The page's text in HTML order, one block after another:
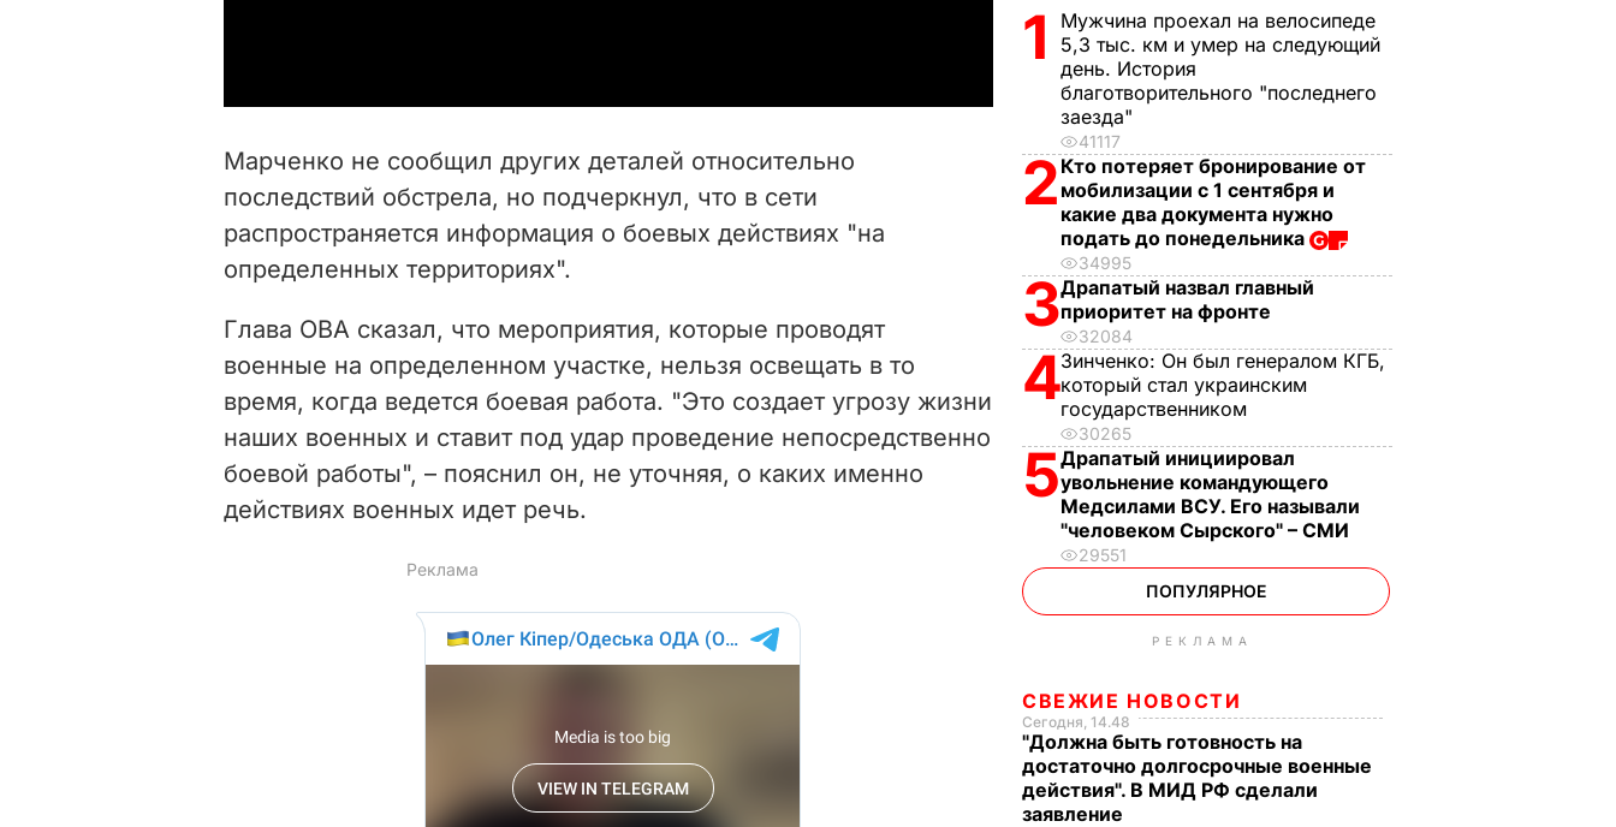
i
d
o
Марченко не сообщил других деталей относительно
последствий обстрела, но подчеркнул, что в сети
распространяется информация о боевых действиях "на
определенных территориях".
Глава ОВА сказал, что мероприятия, которые проводят
военные на определенном участке, нельзя освещать в то
время, когда ведется боевая работа. "Это создает угрозу жизни
наших военных и ставит под удар проведение непосредственно
боевой работы", – пояснил он, не уточняя, о каких именно
действиях военных идет речь.
1
Мужчина проехал на велосипеде
5,3 тыс. км и умер на следующий
день. История
благотворительного "последнего
заезда"
41117
2 Кто потеряет бронирование от
мобилизации с 1 сентября и
какие два документа нужно
подать до понедельника
34995
3Драпатый назвал главный
приоритет на фронте
32084
4Зинченко: Он был генералом КГБ,
который стал украинским
государственником
30265
5Драпатый инициировал
увольнение командующего
Медсилами ВСУ. Его называли
"человеком Сырского" – СМИ
29551
ПОПУЛЯРНОЕ
РЕКЛАМА
СВЕЖИЕ НОВОСТИ
Сегодня, 14.48
"Должна быть готовность на
достаточно долгосрочные военные
действия". В МИД РФ сделали
заявление